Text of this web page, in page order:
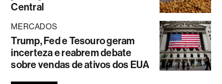
Central
MERCADOS
Trump, Fed e Tesouro geram
incerteza e reabrem debate
sobre vendas de ativos dos EUA